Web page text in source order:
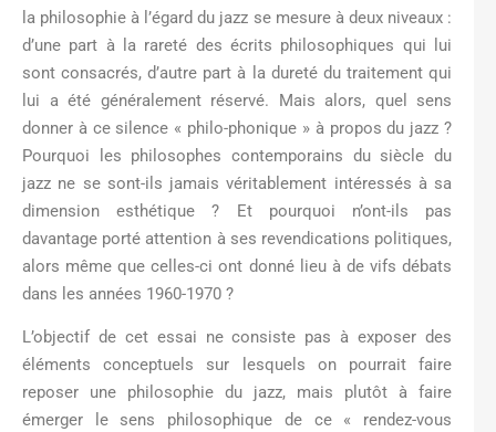
la philosophie à l’égard du jazz se mesure à deux niveaux :
d’une part à la rareté des écrits philosophiques qui lui
sont consacrés, d’autre part à la dureté du traitement qui
lui a été généralement réservé. Mais alors, quel sens
donner à ce silence « philo-phonique » à propos du jazz ?
Pourquoi les philosophes contemporains du siècle du
jazz ne se sont-ils jamais véritablement intéressés à sa
dimension esthétique ? Et pourquoi n’ont-ils pas
davantage porté attention à ses revendications politiques,
alors même que celles-ci ont donné lieu à de vifs débats
dans les années 1960-1970 ?
L’objectif de cet essai ne consiste pas à exposer des
éléments conceptuels sur lesquels on pourrait faire
reposer une philosophie du jazz, mais plutôt à faire
émerger le sens philosophique de ce « rendez-vous